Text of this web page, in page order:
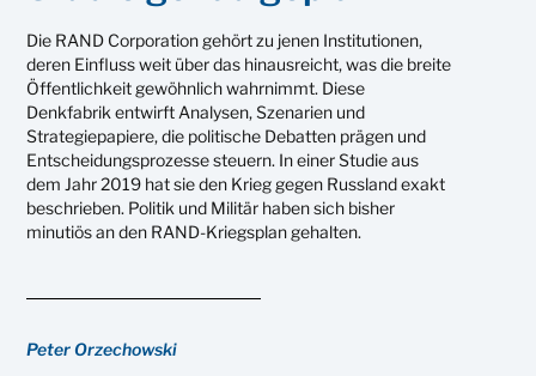
Die RAND Corporation gehört zu jenen Institutionen,
deren Einfluss weit über das hinausreicht, was die breite
Öffentlichkeit gewöhnlich wahrnimmt. Diese
Denkfabrik entwirft Analysen, Szenarien und
Strategiepapiere, die politische Debatten prägen und
Entscheidungsprozesse steuern. In einer Studie aus
dem Jahr 2019 hat sie den Krieg gegen Russland exakt
beschrieben. Politik und Militär haben sich bisher
minutiös an den RAND-Kriegsplan gehalten.
Peter Orzechowski